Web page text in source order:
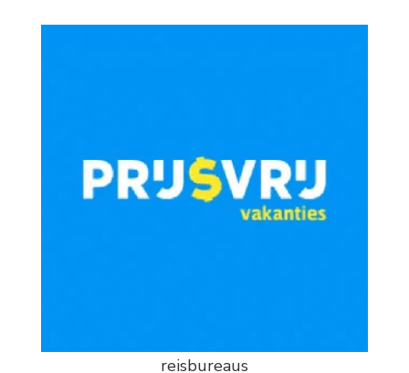
reisbureaus